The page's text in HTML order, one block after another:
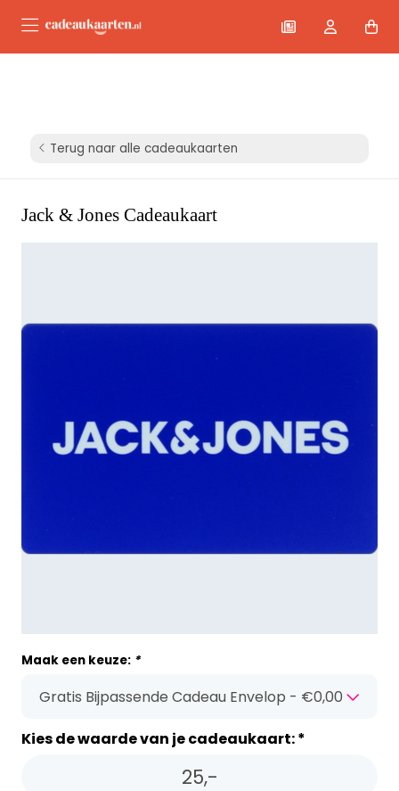
Terug naar alle cadeaukaarten
Jack & Jones Cadeaukaart
Maak een keuze: *
Kies de waarde van je cadeaukaart: *
25,-